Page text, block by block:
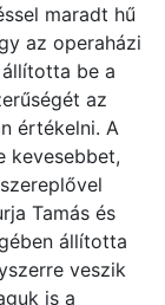
maradt hű
az operaházi
be a
az
értékelni. A
kevesebbet,
Tamás és
állította
veszik
is a